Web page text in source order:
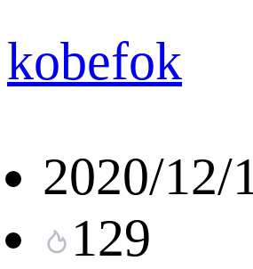
kobefok
2020/12/
129